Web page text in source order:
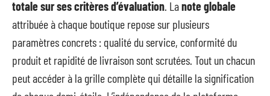
totale sur ses critères d’évaluation. Lanote globale
attribuée à chaque boutique repose sur plusieurs
paramètres concrets : qualité du service, conformité du
produit et rapidité de livraison sont scrutées. Tout un chacun
peut accéder à la grille complète qui détaille la signification